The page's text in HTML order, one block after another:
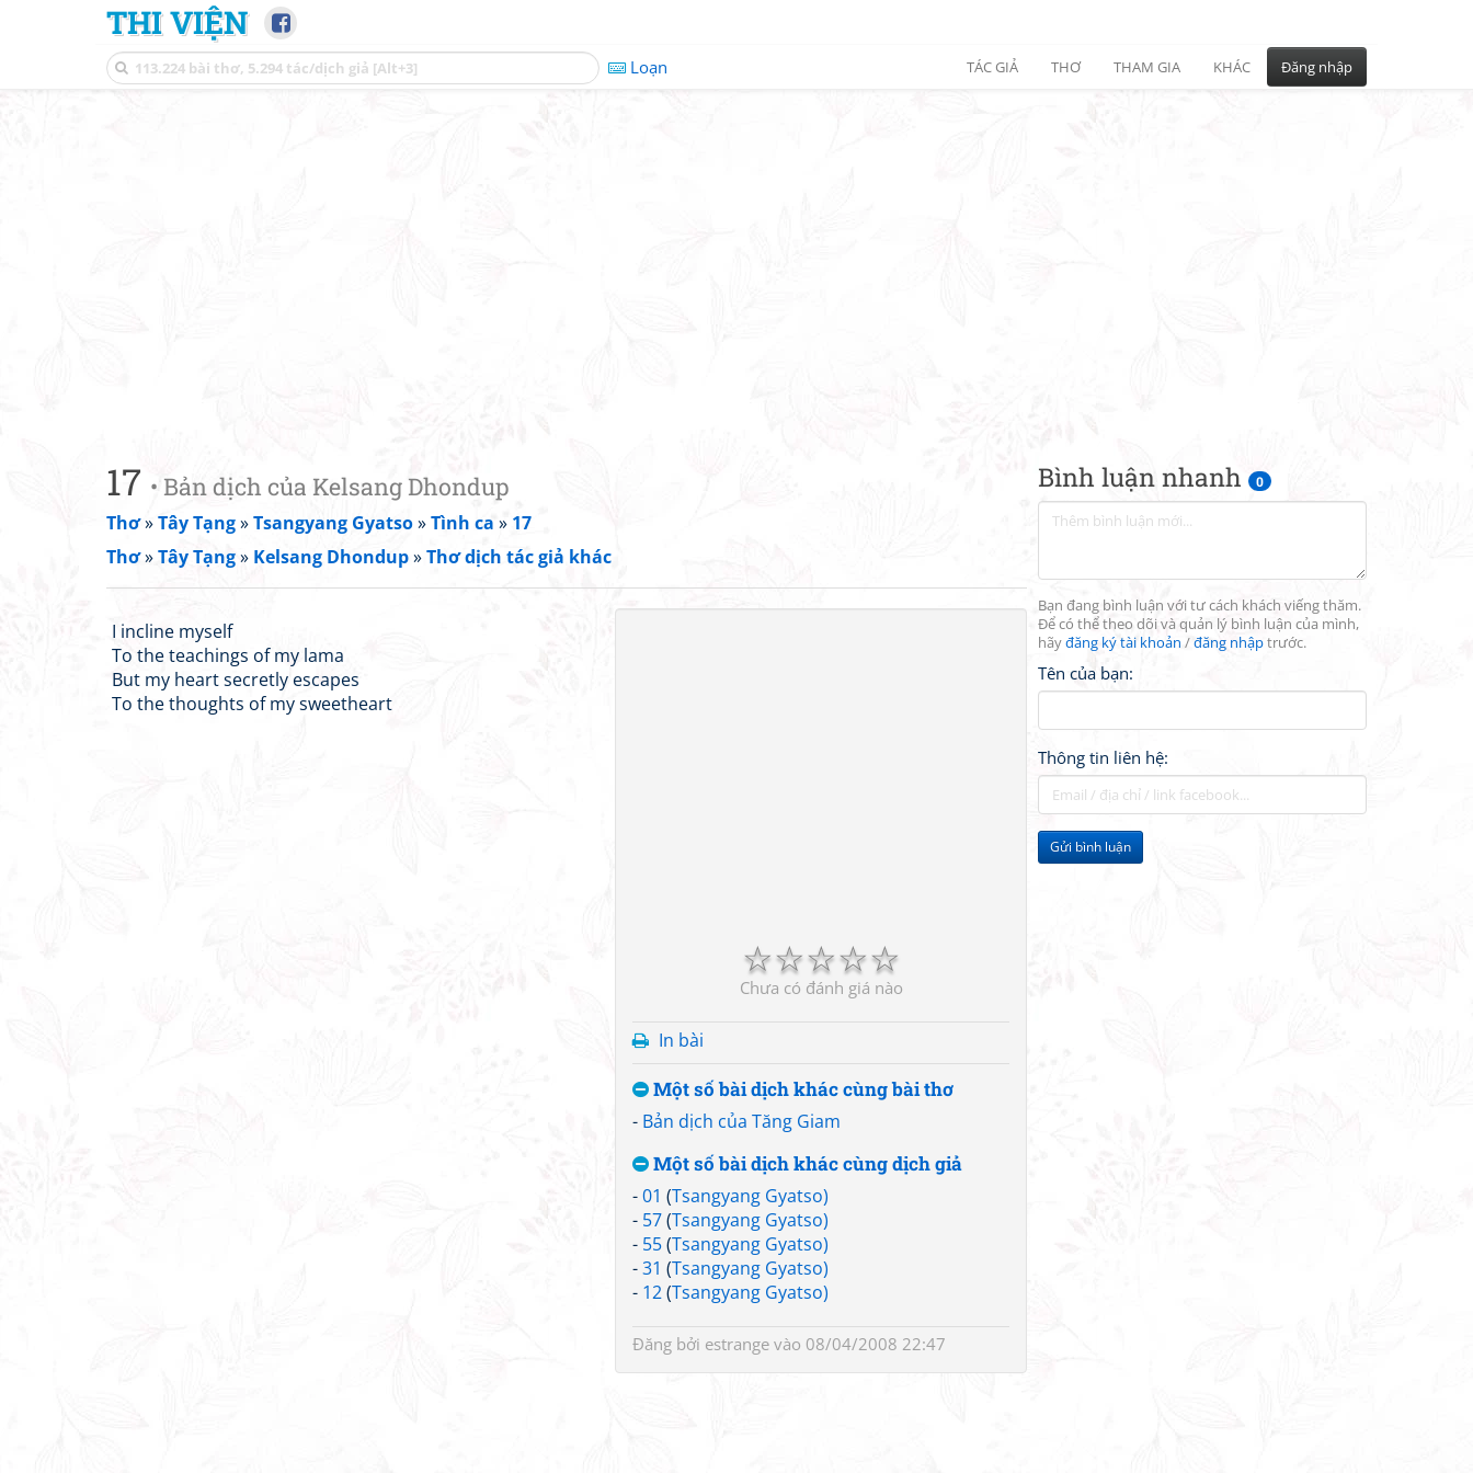
THI VIỆN
Loạn TÁC GIẢ THƠ THAM GIA KHÁC Đăng nhập
Bình luận nhanh 0
Bạn đang bình luận với tư cách khách viếng thăm.
Để có thể theo dõi và quản lý bình luận của mình,
hãyđăng ký tài khoản /đăng nhậptrước.
Tên của bạn:
Thông tin liên hệ:
Gửi bình luận
17 • Bản dịch của Kelsang Dhondup
Thơ»Tây Tạng»Tsangyang Gyatso»Tình ca » 17
Thơ»Tây Tạng» Kelsang Dhondup»Thơ dịch tác giả khác
☆
☆
☆
☆
☆
Chưa có đánh giá nào
In bài
Một số bài dịch khác cùng bài thơ
- Bản dịch của Tăng Giam
Một số bài dịch khác cùng dịch giả
-01 (Tsangyang Gyatso)
- 57(Tsangyang Gyatso)
- 55(Tsangyang Gyatso)
-31 (Tsangyang Gyatso)
- 12(Tsangyang Gyatso)
Đăng bởi estrange vào 08/04/2008 22:47
I incline myself
To the teachings of my lama
But my heart secretly escapes
To the thoughts of my sweetheart